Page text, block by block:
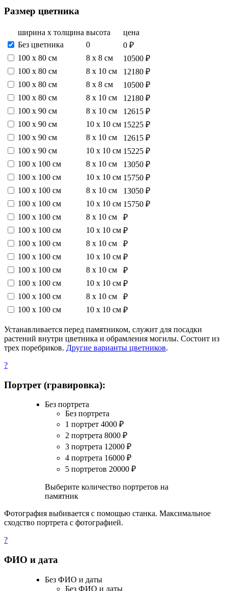
Размер цветника
ширина х толщина высота
цена
Без цветника
0
0 ₽
100 х 80 см
8 х 8 см
10500 ₽
100 х 80 см
8 х 10 см
12180 ₽
100 х 80 см
8 х 8 см
10500 ₽
100 х 80 см
8 х 10 см
12180 ₽
100 х 90 см
8 х 10 см
12615 ₽
100 х 90 см
10 х 10 см 15225 ₽
100 х 90 см
8 х 10 см
12615 ₽
100 х 90 см
10 х 10 см 15225 ₽
100 х 100 см
8 х 10 см
13050 ₽
100 х 100 см
10 х 10 см 15750 ₽
100 х 100 см
8 х 10 см
13050 ₽
100 х 100 см
10 х 10 см 15750 ₽
100 х 100 см
8 х 10 см
₽
100 х 100 см
10 х 10 см ₽
100 х 100 см
8 х 10 см
₽
100 х 100 см
10 х 10 см ₽
100 х 100 см
8 х 10 см
₽
100 х 100 см
10 х 10 см ₽
100 х 100 см
8 х 10 см
₽
100 х 100 см
10 х 10 см ₽
Устанавливается перед памятником, служит для посадки
растений внутри цветника и обрамления могилы. Состоит из
трех поребриков. Другие варианты цветников.
?
Портрет (гравировка):
Без портрета
Без портрета
1 портрет 4000 ₽
2 портрета 8000 ₽
3 портрета 12000 ₽
4 портрета 16000 ₽
5 портретов 20000 ₽
Выберите количество портретов на
памятник
Фотография выбивается с помощью станка. Максимальное
сходство портрета с фотографией.
?
ФИО и дата
Без ФИО и даты
Без ФИО и даты